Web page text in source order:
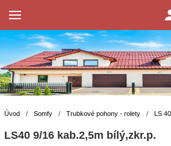
Úvod / Somfy / Trubkové pohony - rolety / LS 40
LS40 9/16 kab.2,5m bílý,zkr.p.